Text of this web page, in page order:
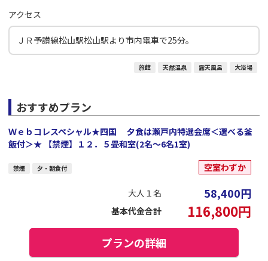
アクセス
ＪＲ予讃線松山駅松山駅より市内電車で25分。
旅館 天然温泉 露天風呂 大浴場
おすすめプラン
Ｗｅｂコレスペシャル★四国 夕食は瀬戸内特選会席＜選べる釜
飯付＞★ 【禁煙】１２．５畳和室(2名～6名1室)
禁煙 夕・朝食付 空室わずか
大人１名 58,400円
基本代金合計 116,800円
プランの詳細